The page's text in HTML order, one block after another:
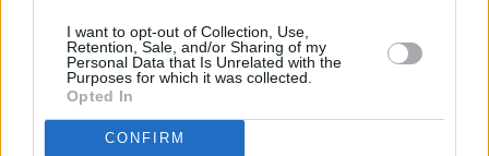
I want to opt-out of Collection, Use,
Retention, Sale, and/or Sharing of my
Personal Data that Is Unrelated with the
Purposes for which it was collected.
Opted In
CONFIRM
FacebookTwitter PinterestLinkedIn Telegram
PREVIOUS ARTICLE